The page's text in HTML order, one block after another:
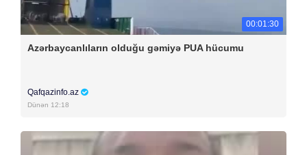
00:01:30
Azərbaycanlıların olduğu gəmiyə PUA hücumu
Qafqazinfo.az
Dünən 12:18